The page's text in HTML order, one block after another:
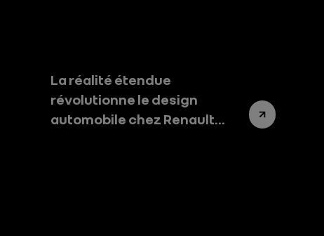
La réalité étendue
révolutionne le design
automobile chez Renault